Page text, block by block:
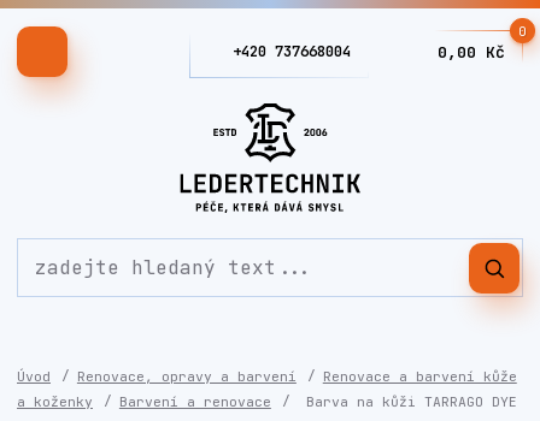
+420 737668004
0
0,00 Kč
Úvod Renovace, opravy a barvení
Renovace a barvení kůže
a koženky
Barvení a renovace Barva na kůži TARRAGO DYE